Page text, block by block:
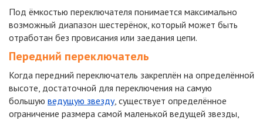
Под ёмкостью переключателя понимается максимально
возможный диапазон шестерёнок, который может быть
отработан без провисания или заедания цепи.
Передний переключатель
Когда передний переключатель закреплён на определённой
высоте, достаточной для переключения на самую
большую ведущую звезду, существует определённое
ограничение размера самой маленькой ведущей звезды,